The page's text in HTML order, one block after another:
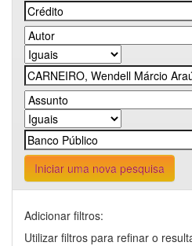
Iniciar uma nova pesquisa
Adicionar filtros:
Utilizar filtros para refinar o